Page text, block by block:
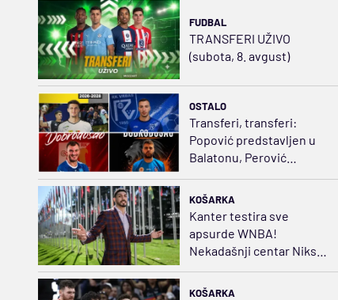
FUDBAL
TRANSFERI UŽIVO
(subota, 8. avgust)
OSTALO
Transferi, transferi:
Popović predstavljen u
Balatonu, Perović
sve jači
KOŠARKA
Kanter testira sve
apsurde WNBA!
Nekadašnji centar Niksa
želi da bude košarkašica
KOŠARKA